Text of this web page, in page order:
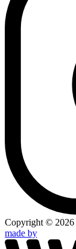
Copyright © 2026
made by